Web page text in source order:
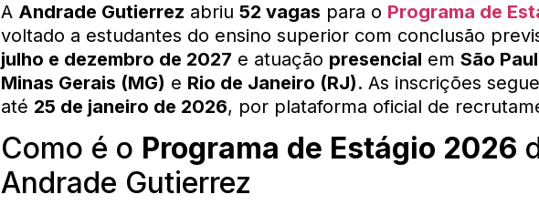
A Andrade Gutierrez abriu 52 vagas para o Programa de
voltado a estudantes do ensino superior com conclusão
julho e dezembro de 2027 e atuação presencial em São
Minas Gerais (MG) e Rio de Janeiro (RJ). As inscrições
até 25 de janeiro de 2026, por plataforma oficial de
Como é o Programa de Estágio 2026
Andrade Gutierrez